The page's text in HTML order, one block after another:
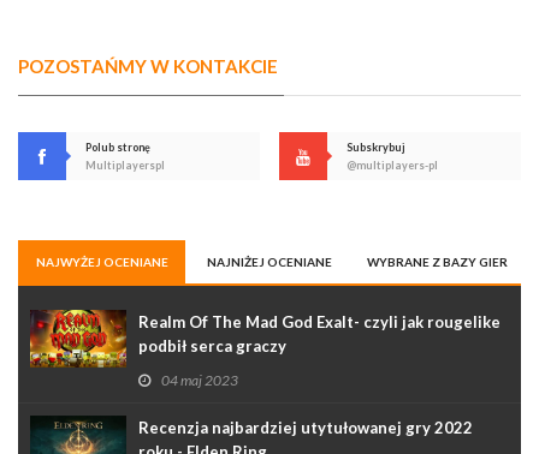
POZOSTAŃMY W KONTAKCIE
Polub stronę
Multiplayerspl
Subskrybuj
@multiplayers-pl
NAJWYŻEJ OCENIANE NAJNIŻEJ OCENIANE WYBRANE Z BAZY GIER
Realm Of The Mad God Exalt- czyli jak rougelike
podbił serca graczy
04 maj 2023
Recenzja najbardziej utytułowanej gry 2022